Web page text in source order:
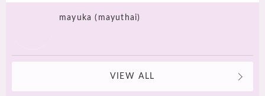
mayuka (mayuthai)
VIEW ALL